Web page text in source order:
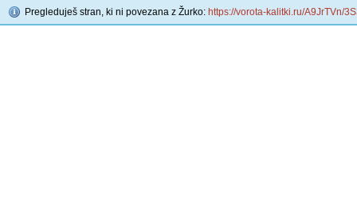
Pregleduješ stran, ki ni povezana z Žurko: https://vorota-kalitki.ru/A9JrTVn/